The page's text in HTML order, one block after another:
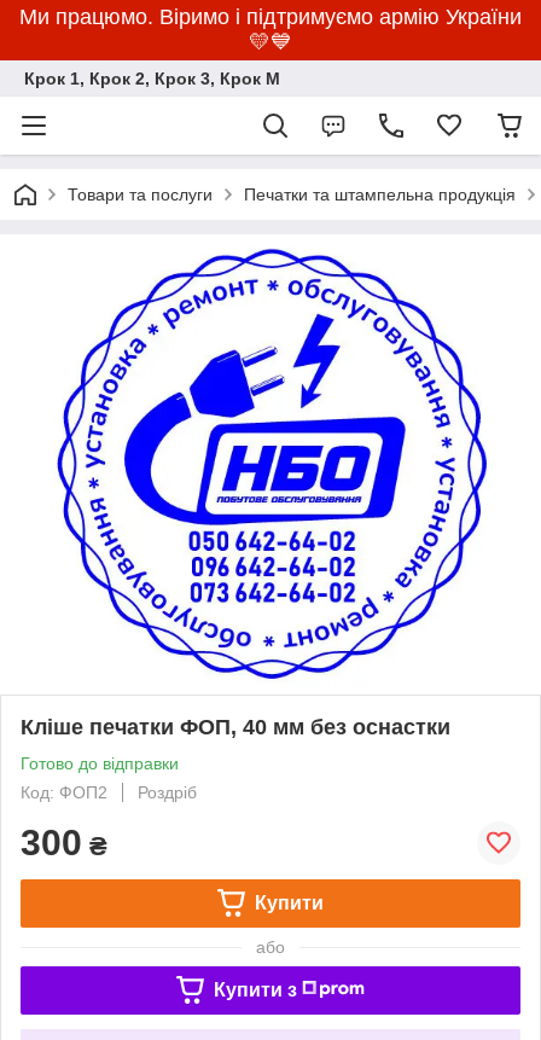
Ми працюмо. Віримо і підтримуємо армію України
💛💙
Крок 1, Крок 2, Крок 3, Крок M
Товари та послуги Печатки та штампельна продукція
Кліше печатки ФОП, 40 мм без оснастки
Готово до відправки
Код: ФОП2
Роздріб
300 ₴
Купити
або
Купити з